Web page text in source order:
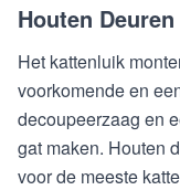
Houten Deuren
Het kattenluik
voorkomende en
decoupeerzaag en
gat maken. Houten
voor de meeste